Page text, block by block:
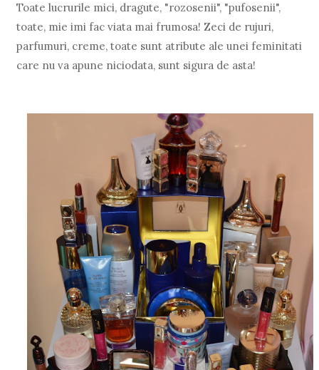
Toate lucrurile mici, dragute, "rozosenii", "pufosenii",
toate, mie imi fac viata mai frumosa! Zeci de rujuri,
parfumuri, creme, toate sunt atribute ale unei feminitati
care nu va apune niciodata, sunt sigura de asta!